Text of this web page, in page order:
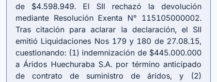
de $4.598.949. El SII rechazó la devolución
mediante Resolución Exenta N° 115105000002.
Tras citación para aclarar la declaración, el SII
emitió Liquidaciones Nos 179 y 180 de 27.08.15,
cuestionando: (1) indemnización de $445.000.000
a Áridos Huechuraba S.A. por término anticipado
de contrato de suministro de áridos, y (2)